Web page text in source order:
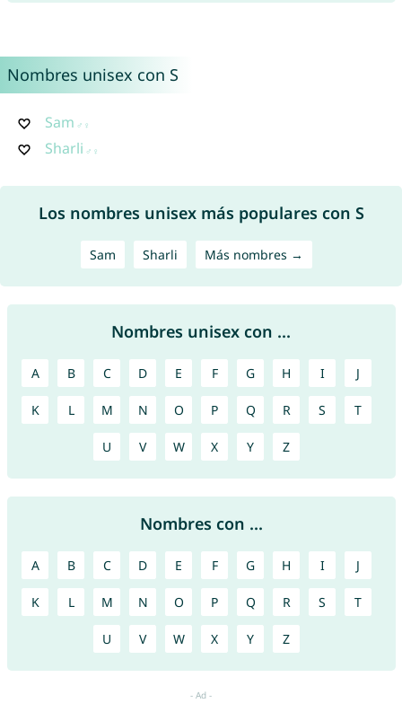
Nombres unisex con S
Sam
Sharli
Los nombres unisex más populares con S
Sam Sharli Más nombres →
Nombres unisex con ...
A B C D E F G H I J
K L M N O P Q R S T
U V W X Y Z
Nombres con ...
A B C D E F G H I J
K L M N O P Q R S T
U V W X Y Z